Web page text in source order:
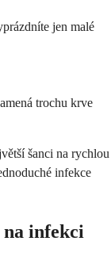
jen malé
trochu krve
šanci na rychlou
infekce
na infekci